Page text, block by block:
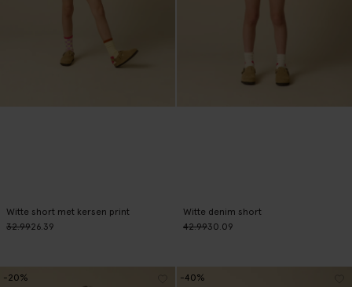
Witte short met kersen print
32.9926.39
Witte denim short
42.9930.09
-20% -40%